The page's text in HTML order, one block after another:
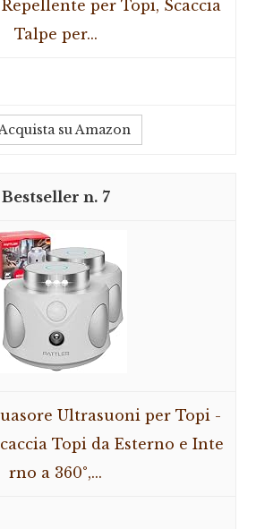
per Topi, Scaccia
Talpe per...
su Amazon
7
Ultrasuoni per Topi -
Topi da Esterno e Inte
rno a 360°,...